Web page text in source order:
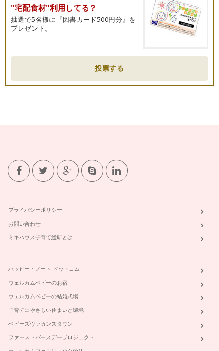
"宅配食材"利用してる？
抽選で5名様に『図書カード500円分』を
プレゼント。
投票する
プライバシーポリシー
お問い合わせ
ミキハウス子育て総研とは
ハッピー・ノート ドットコム
ウェルカムベビーのお宿
ウェルカムベビーの結婚式場
子育てにやさしい住まいと環境
ベビーズヴァカンスタウン
ファーストバースデープロジェクト